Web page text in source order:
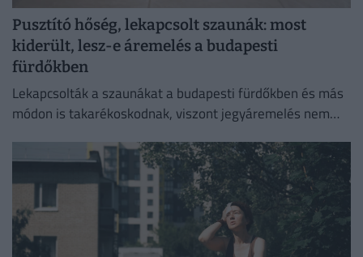
Pusztító hőség, lekapcsolt szaunák: most
kiderült, lesz-e áremelés a budapesti
fürdőkben
Lekapcsolták a szaunákat a budapesti fürdőkben és más
módon is takarékoskodnak, viszont jegyáremelés nem